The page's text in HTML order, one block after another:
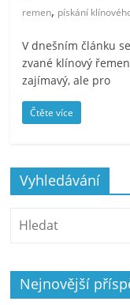
remen, pískání
V dnešním článku
zvané klínový
zajímavý, ale pro
Čtěte více
Vyhledávání
Nejnovější